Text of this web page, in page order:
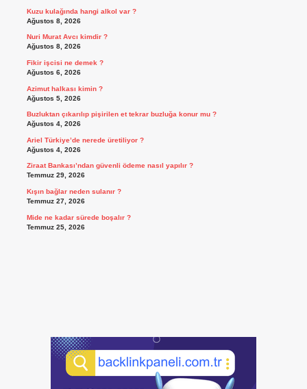
Kuzu kulağında hangi alkol var ?
Ağustos 8, 2026
Nuri Murat Avcı kimdir ?
Ağustos 8, 2026
Fikir işcisi ne demek ?
Ağustos 6, 2026
Azimut halkası kimin ?
Ağustos 5, 2026
Buzluktan çıkarılıp pişirilen et tekrar buzluğa konur mu ?
Ağustos 4, 2026
Ariel Türkiye’de nerede üretiliyor ?
Ağustos 4, 2026
Ziraat Bankası’ndan güvenli ödeme nasıl yapılır ?
Temmuz 29, 2026
Kışın bağlar neden sulanır ?
Temmuz 27, 2026
Mide ne kadar sürede boşalır ?
Temmuz 25, 2026